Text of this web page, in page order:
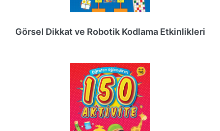
Görsel Dikkat ve Robotik Kodlama Etkinlikleri